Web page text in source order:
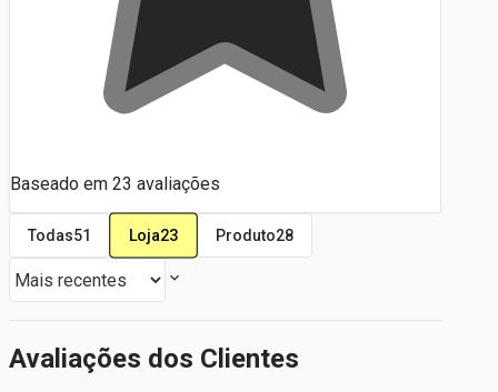
Baseado em 23 avaliações
Todas51 Loja23 Produto28
Avaliações dos Clientes